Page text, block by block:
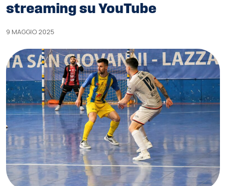
streaming su YouTube
9 MAGGIO 2025